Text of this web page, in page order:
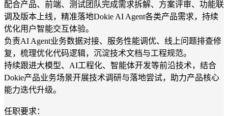
配合产品、前端、测试团队完成需求拆解、方案评审、功能联
调及版本上线，精准落地Dokie AI Agent各类产品需求，持续
优化用户智能交互体验。
负责AI Agent业务数据对接、服务性能调优、线上问题排查修
复，梳理优化代码逻辑，沉淀技术文档与工程规范。
持续跟进大模型、AI工程化、智能体开发等前沿技术，结合
Dokie产品业务场景开展技术调研与落地尝试，助力产品核心
能力迭代升级。
任职要求：